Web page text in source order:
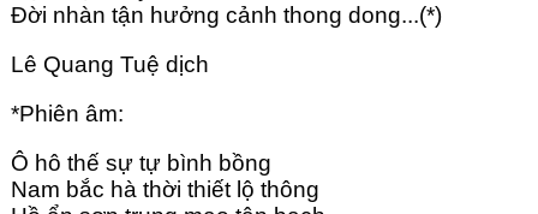
Đời nhàn tận hưởng cảnh thong dong...(*)
Lê Quang Tuệ dịch
*Phiên âm:
Ô hô thế sự tự bình bồng
Nam bắc hà thời thiết lộ thông